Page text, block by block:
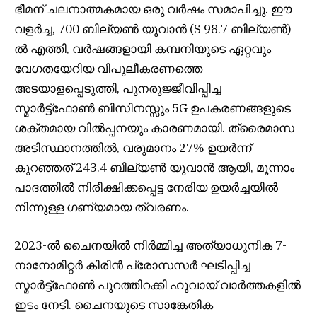
ഭീമന് ചലനാത്മകമായ ഒരു വർഷം സമാപിച്ചു. ഈ
വളർച്ച, 700 ബില്യൺ യുവാൻ ($ 98.7 ബില്യൺ)
ൽ എത്തി, വർഷങ്ങളായി കമ്പനിയുടെ ഏറ്റവും
വേഗതയേറിയ വിപുലീകരണത്തെ
അടയാളപ്പെടുത്തി, പുനരുജ്ജീവിപ്പിച്ച
സ്മാർട്ട്‌ഫോൺ ബിസിനസ്സും 5G ഉപകരണങ്ങളുടെ
ശക്തമായ വിൽപ്പനയും കാരണമായി. ത്രൈമാസ
അടിസ്ഥാനത്തിൽ, വരുമാനം 27% ഉയർന്ന്
കുറഞ്ഞത് 243.4 ബില്യൺ യുവാൻ ആയി, മൂന്നാം
പാദത്തിൽ നിരീക്ഷിക്കപ്പെട്ട നേരിയ ഉയർച്ചയിൽ
നിന്നുള്ള ഗണ്യമായ ത്വരണം.
2023-ൽ ചൈനയിൽ നിർമ്മിച്ച അത്യാധുനിക 7-
നാനോമീറ്റർ കിരിൻ പ്രോസസർ ഘടിപ്പിച്ച
സ്മാർട്ട്‌ഫോൺ പുറത്തിറക്കി ഹുവായ് വാർത്തകളിൽ
ഇടം നേടി. ചൈനയുടെ സാങ്കേതിക